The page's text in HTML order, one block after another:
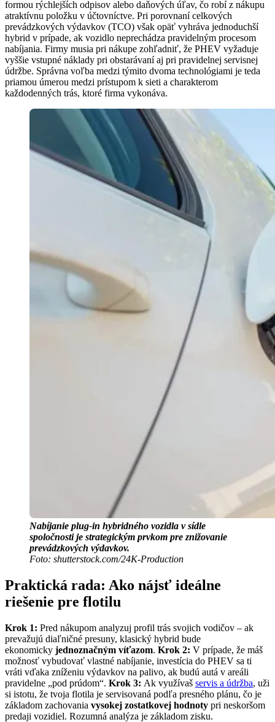
formou rýchlejších odpisov alebo daňových úľav, čo robí z nákupu
atraktívnu položku v účtovníctve. Pri porovnaní celkových
prevádzkových výdavkov (TCO) však opäť vyhráva jednoduchší
hybrid v prípade, ak vozidlo neprechádza pravidelným procesom
nabíjania. Firmy musia pri nákupe zohľadniť, že PHEV vyžaduje
vyššie vstupné náklady pri obstarávaní aj pri pravidelnej servisnej
údržbe. Správna voľba medzi týmito dvoma technológiami je teda
priamou úmerou medzi prístupom k sieti a charakterom
každodenných trás, ktoré firma vykonáva.
Nabíjanie plug-in hybridného vozidla v sídle
spoločnosti je strategickým prvkom pre znižovanie
prevádzkových výdavkov.
Foto: shutterstock.com/24K-Production
Praktická rada: Ako nájsť ideálne
riešenie pre flotilu
Krok 1: Pred nákupom analyzuj profil trás svojich vodičov – ak
prevažujú diaľničné presuny, klasický hybrid bude
ekonomicky jednoznačným víťazom. Krok 2: V prípade, že máš
možnosť vybudovať vlastné nabíjanie, investícia do PHEV sa ti
vráti vďaka zníženiu výdavkov na palivo, ak budú autá v areáli
pravidelne „pod prúdom“. Krok 3: Ak využívaš servis a údržba, uži
si istotu, že tvoja flotila je servisovaná podľa presného plánu, čo je
základom zachovania vysokej zostatkovej hodnoty pri neskoršom
predaji vozidiel. Rozumná analýza je základom zisku.